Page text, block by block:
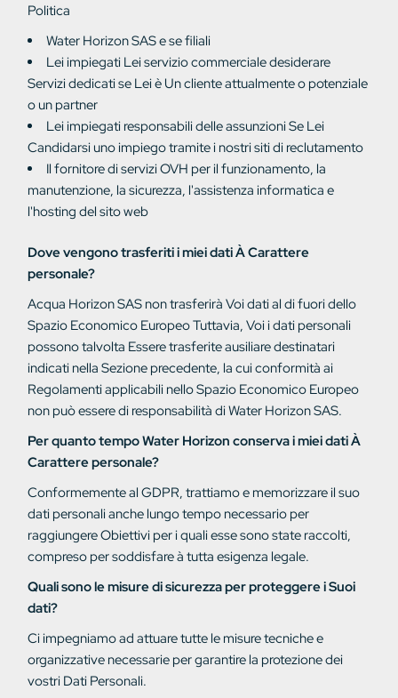
Politica
Water Horizon SAS esefiliali
Leiimpiegati Leiservizio commercialedesiderare
Servizidedicatise Lei è Un clienteattualmente o potenziale
o un partner
Leiimpiegati responsabili delle assunzioniSe Lei
Candidarsi unoimpiego tramite i nostri sitidi reclutamento
Il fornitore di servizi OVH per il funzionamento, la
manutenzione, la sicurezza, l'assistenza informatica e
l'hosting del sito web
Dove vengono trasferiti i miei datiÀCarattere
personale?
Acqua Horizon SAS non trasferiràVoidati al di fuori dello
Spazio Economico EuropeoTuttavia, Voii dati personali
possono talvolta Esseretrasferiteausiliaredestinatari
indicati nellaSezione precedente, la cui conformità ai
Regolamenti applicabili nello Spazio Economico Europeo
non può essere di responsabilità di Water Horizon SAS.
Per quanto tempo Water Horizon conserva i miei datiÀ
Carattere personale?
Conformemente alGDPR, trattiamoe memorizzare il suo
dati personalianche lungo tempo necessario per
raggiungereObiettivi per i qualiesse sono state raccolti,
compreso persoddisfareàtuttaesigenza legale.
Quali sono le misure di sicurezza per proteggere i Suoi
dati?
Ci impegniamo ad attuare tutte le misure tecniche e
organizzative necessarie per garantire la protezione dei
vostri Dati Personali.